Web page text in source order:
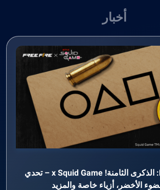
أخبار
تعاون Free Fire: الذكرى الثامنة! x Squid Game – تحدي
الأخضر، أزياء خاصة والمزيد